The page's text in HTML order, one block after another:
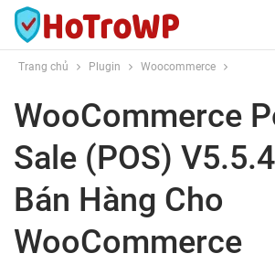
Trang chủ Plugin Woocommerce
WooCommerce
Sale (POS)
Bán Hàng Cho
WooCommerce